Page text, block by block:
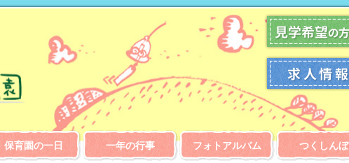
保育園の一日 一年の行事 フォトアルバム つくしんぼ